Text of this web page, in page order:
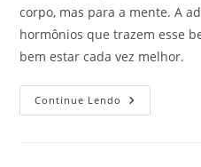
corpo, mas para a mente. A
hormônios que trazem esse
bem estar cada vez melhor.
Continue Lendo Aventura
Em